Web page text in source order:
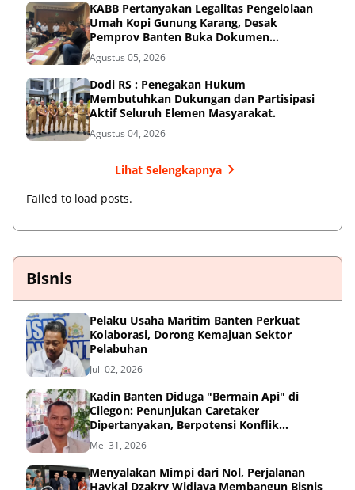
KABB Pertanyakan Legalitas Pengelolaan
Umah Kopi Gunung Karang, Desak
Pemprov Banten Buka Dokumen
Pengelolaan Aset
Agustus 05, 2026
Dodi RS : Penegakan Hukum
Membutuhkan Dukungan dan Partisipasi
Aktif Seluruh Elemen Masyarakat.
Agustus 04, 2026
Lihat Selengkapnya
Failed to load posts.
Bisnis
Pelaku Usaha Maritim Banten Perkuat
Kolaborasi, Dorong Kemajuan Sektor
Pelabuhan
Juli 02, 2026
Kadin Banten Diduga "Bermain Api" di
Cilegon: Penunjukan Caretaker
Dipertanyakan, Berpotensi Konflik
Kepentingan
Mei 31, 2026
Menyalakan Mimpi dari Nol, Perjalanan
Haykal Dzakry Widjaya Membangun Bisnis